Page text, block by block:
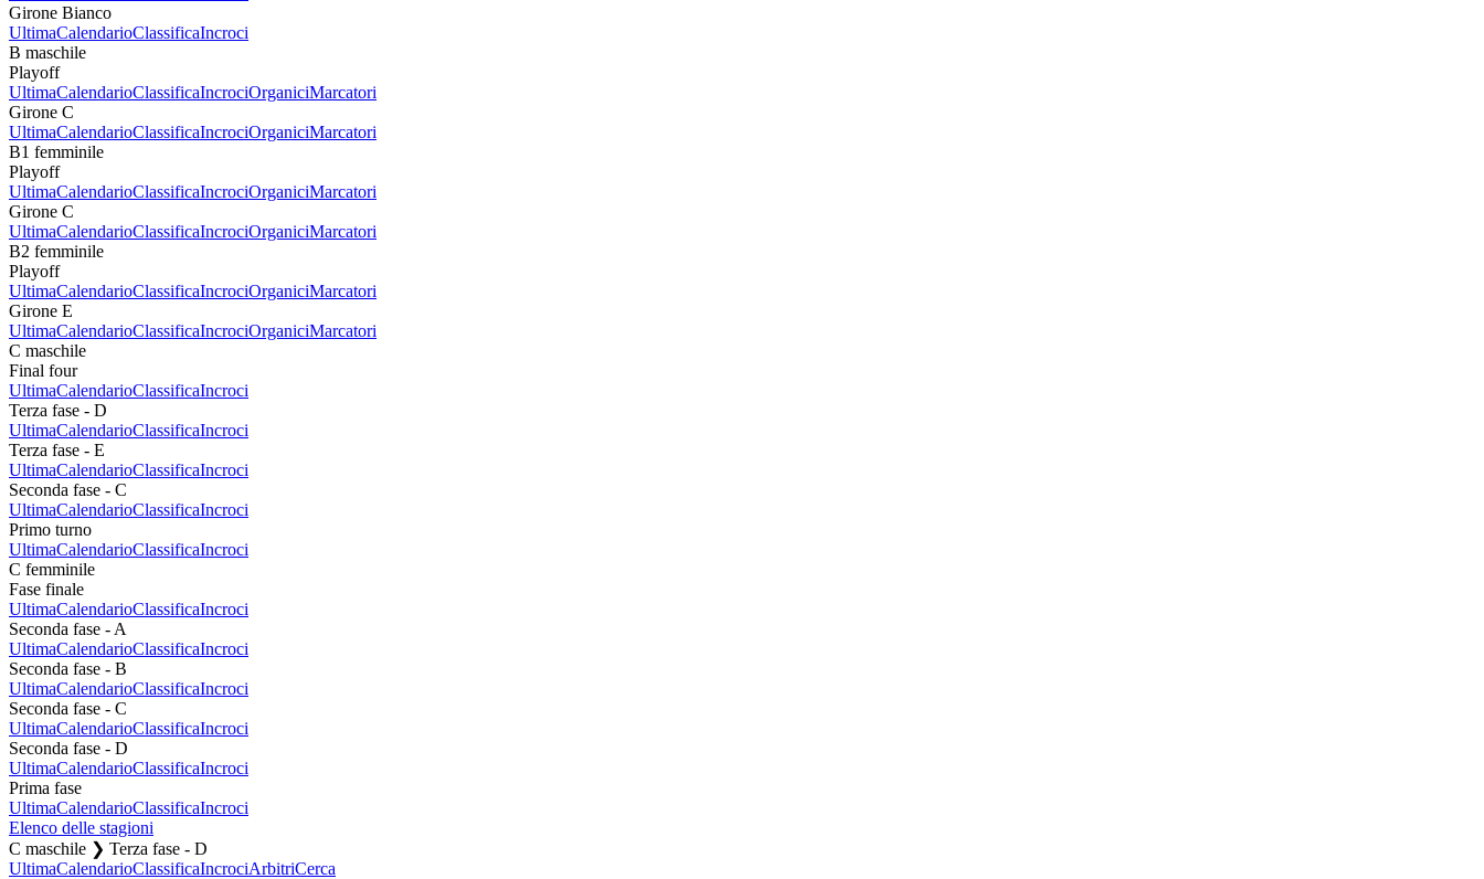
Girone Bianco
UltimaCalendarioClassificaIncroci
B maschile
Playoff
UltimaCalendarioClassificaIncrociOrganiciMarcatori
Girone C
UltimaCalendarioClassificaIncrociOrganiciMarcatori
B1 femminile
Playoff
UltimaCalendarioClassificaIncrociOrganiciMarcatori
Girone C
UltimaCalendarioClassificaIncrociOrganiciMarcatori
B2 femminile
Playoff
UltimaCalendarioClassificaIncrociOrganiciMarcatori
Girone E
UltimaCalendarioClassificaIncrociOrganiciMarcatori
C maschile
Final four
UltimaCalendarioClassificaIncroci
Terza fase - D
UltimaCalendarioClassificaIncroci
Terza fase - E
UltimaCalendarioClassificaIncroci
Seconda fase - C
UltimaCalendarioClassificaIncroci
Primo turno
UltimaCalendarioClassificaIncroci
C femminile
Fase finale
UltimaCalendarioClassificaIncroci
Seconda fase - A
UltimaCalendarioClassificaIncroci
Seconda fase - B
UltimaCalendarioClassificaIncroci
Seconda fase - C
UltimaCalendarioClassificaIncroci
Seconda fase - D
UltimaCalendarioClassificaIncroci
Prima fase
UltimaCalendarioClassificaIncroci
Elenco delle stagioni
C maschile ❯ Terza fase - D
UltimaCalendarioClassificaIncrociArbitriCerca